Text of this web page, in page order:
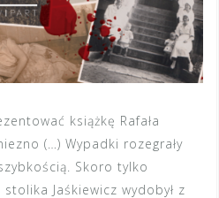
książkę Rafała
(…) Wypadki rozegrały
Skoro tylko
Jaśkiewicz wydobył z